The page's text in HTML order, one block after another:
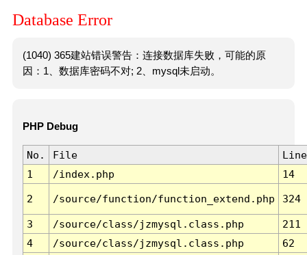
Database Error
(1040) 365建站错误警告：连接数据库失败，可能的原
因：1、数据库密码不对; 2、mysql未启动。
PHP Debug
No. File
Line
1
/index.php 14
2 /source/function/function_extend.php 324
3 /source/class/jzmysql.class.php
211
4
/source/class/jzmysql.class.php
62